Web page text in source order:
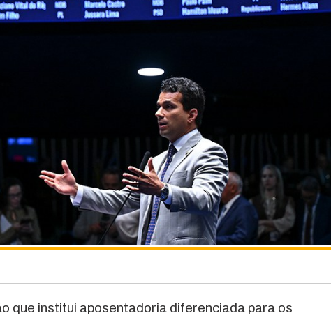
que institui aposentadoria diferenciada para os